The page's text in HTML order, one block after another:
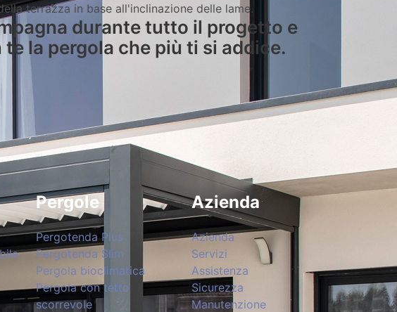
terrazza in base all'inclinazione delle lame.
durante tutto il progetto e
la pergola che più ti si addice.
Pergole
Pergotenda Plus
Pergotenda Slim
Pergola bioclimatica
Pergola con tetto
scorrevole
Azienda
Azienda
Servizi
Assistenza
Sicurezza
Manutenzione